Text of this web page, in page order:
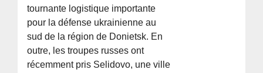
tournante logistique importante
pour la défense ukrainienne au
sud de la région de Donietsk. En
outre, les troupes russes ont
récemment pris Selidovo, une ville